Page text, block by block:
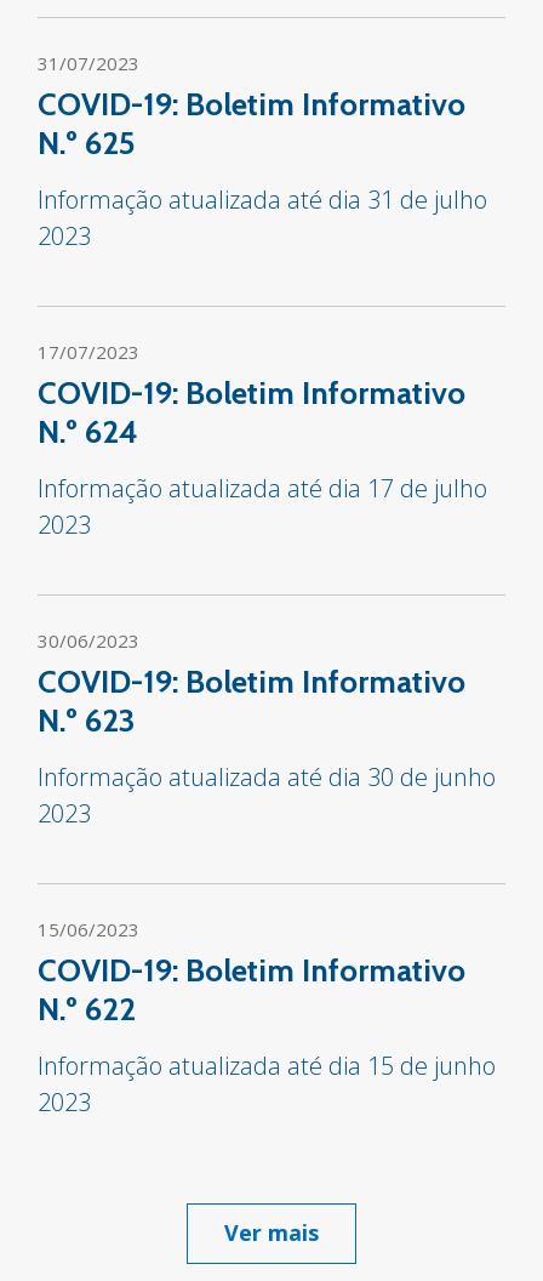
31/07/2023
COVID-19: Boletim Informativo
N.º 625
Informação atualizada até dia 31 de julho
2023
17/07/2023
COVID-19: Boletim Informativo
N.º 624
Informação atualizada até dia 17 de julho
2023
30/06/2023
COVID-19: Boletim Informativo
N.º 623
Informação atualizada até dia 30 de junho
2023
15/06/2023
COVID-19: Boletim Informativo
N.º 622
Informação atualizada até dia 15 de junho
2023
Ver mais